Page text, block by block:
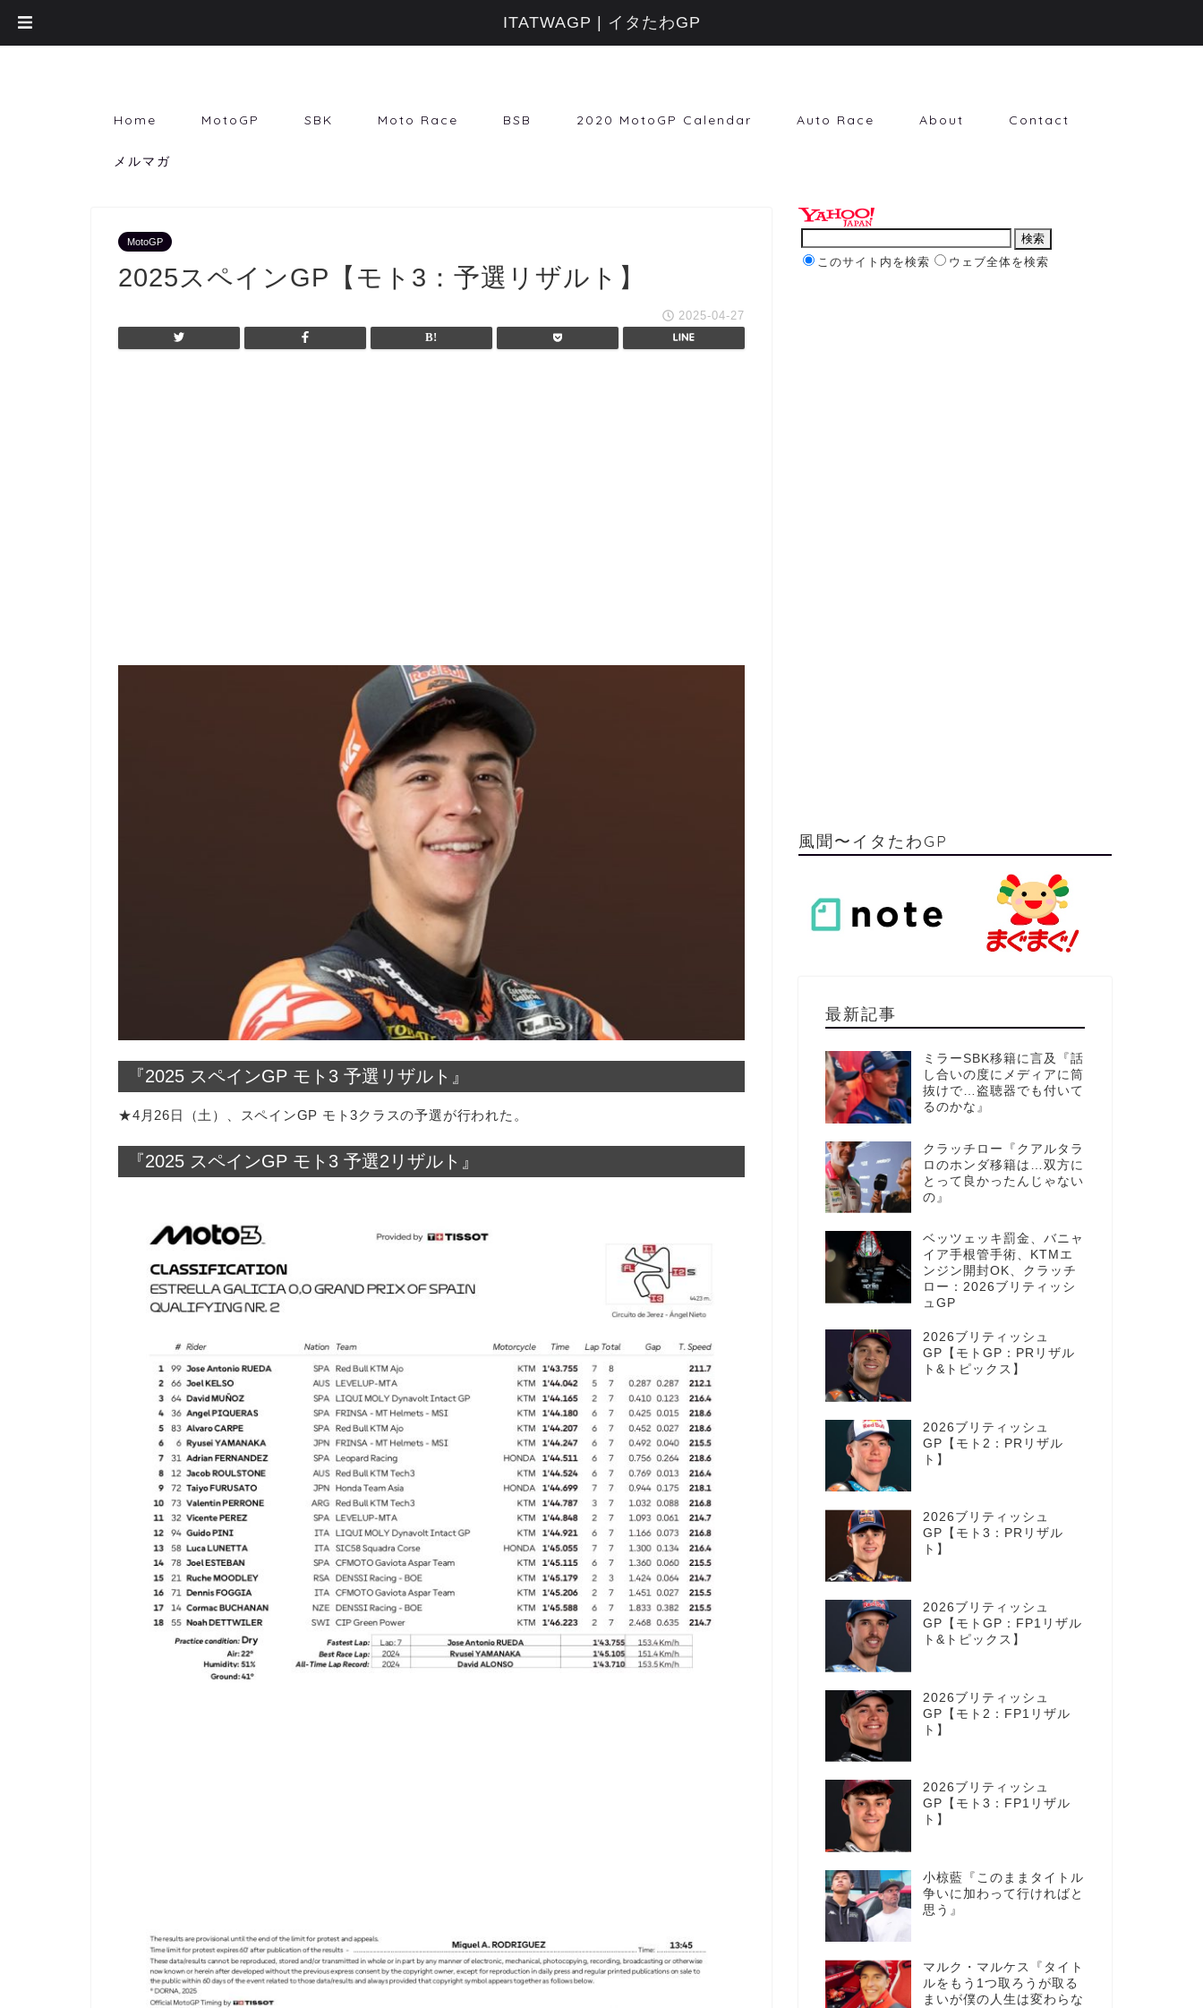
Home MotoGP SBK Moto Race BSB 2020 MotoGP Calendar Auto Race About Contact
メルマガ
MotoGP
2025スペインGP【モト3：予選リザルト】
2025-04-27
『2025 スペインGP モト3 予選リザルト』
★4月26日（土）、スペインGP モト3クラスの予選が行われた。
『2025 スペインGP モト3 予選2リザルト』
このサイト内を検索 ウェブ全体を検索
風聞〜イタたわGP
最新記事
ミラーSBK移籍に言及『話
し合いの度にメディアに筒
抜けで…盗聴器でも付いて
るのかな』
クラッチロー『クアルタラ
ロのホンダ移籍は…双方に
とって良かったんじゃない
の』
ベッツェッキ罰金、バニャ
イア手根管手術、KTMエ
ンジン開封OK、クラッチ
ロー：2026ブリティッシ
ュGP
2026ブリティッシュ
GP【モトGP：PRリザル
ト&トピックス】
2026ブリティッシュ
GP【モト2：PRリザル
ト】
2026ブリティッシュ
GP【モト3：PRリザル
ト】
2026ブリティッシュ
GP【モトGP：FP1リザル
ト&トピックス】
2026ブリティッシュ
GP【モト2：FP1リザル
ト】
2026ブリティッシュ
GP【モト3：FP1リザル
ト】
小椋藍『このままタイトル
争いに加わって行ければと
思う』
マルク・マルケス『タイト
ルをもう1つ取ろうが取る
まいが僕の人生は変わらな
ITATWAGP | イタたわGP